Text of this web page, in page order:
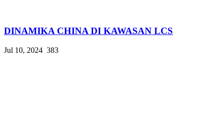
DINAMIKA CHINA DI KAWASAN LCS
Jul 10, 2024 383